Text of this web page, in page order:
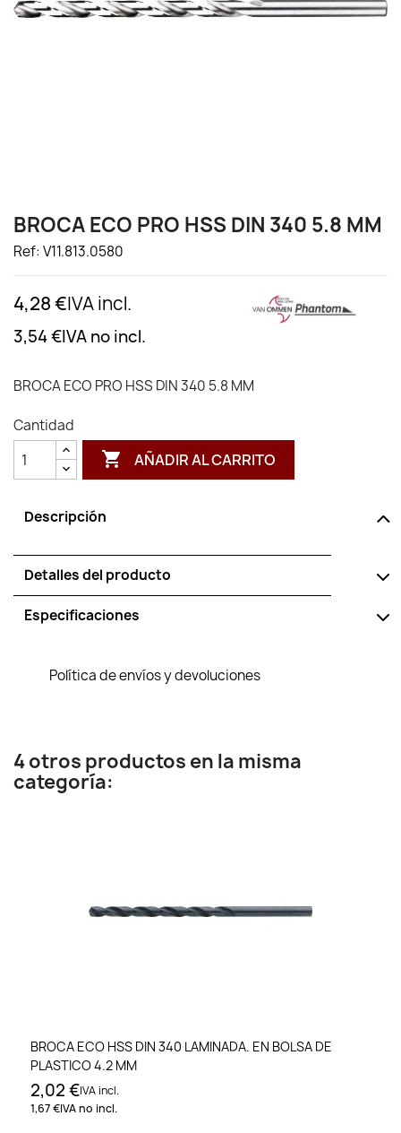
BROCA ECO PRO HSS DIN 340 5.8 MM
Ref: V11.813.0580
4,28 €IVA incl.
3,54 €IVA no incl.
BROCA ECO PRO HSS DIN 340 5.8 MM
Cantidad
 AÑADIR AL CARRITO
Descripción
Detalles del producto
Especificaciones
Política de envíos y devoluciones
4 otros productos en la misma
categoría:
BROCA ECO HSS DIN 340 LAMINADA. EN BOLSA DE
PLASTICO 4.2 MM
2,02 €IVA incl.
1,67 €IVA no incl.